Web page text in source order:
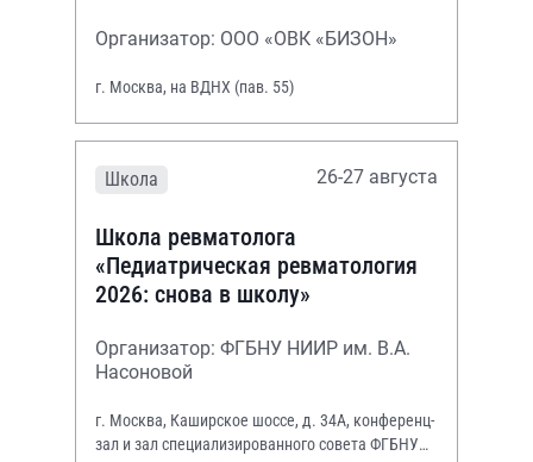
Организатор: ООО «ОВК «БИЗОН»
г. Москва, на ВДНХ (пав. 55)
Школа 26-27 августа
Школа ревматолога
«Педиатрическая ревматология
2026: снова в школу»
Организатор: ФГБНУ НИИР им. В.А.
Насоновой
г. Москва, Каширское шоссе, д. 34А, конференц-
зал и зал специализированного совета ФГБНУ